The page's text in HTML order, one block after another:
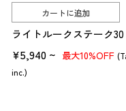
カートに追加
ライトルークステーク30
¥5,940 ~ 最大10%OFF
inc.)